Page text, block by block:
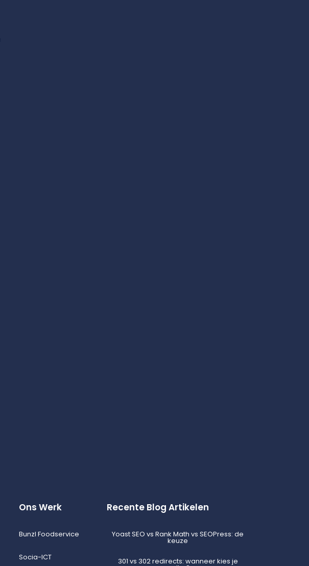
Ons Werk
Bunzl Foodservice
Socia-ICT
Recente Blog Artikelen
Yoast SEO vs Rank Math vs SEOPress: de
keuze
301 vs 302 redirects: wanneer kies je